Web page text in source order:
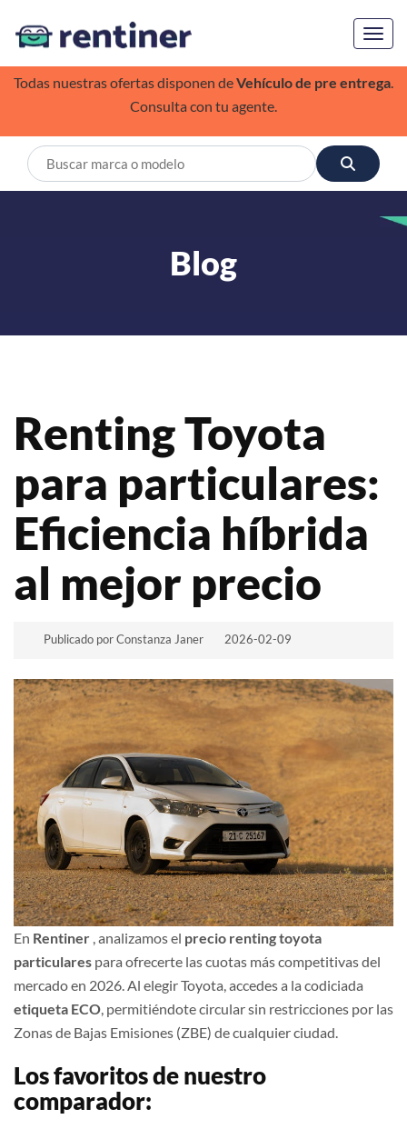
Todas nuestras ofertas disponen deVehículo de pre entrega.
Consulta con tu agente.
Blog
Renting Toyota
para particulares:
Eficiencia híbrida
al mejor precio
Publicado por Constanza Janer 2026-02-09
En Rentiner , analizamos el precio renting toyota
particulares para ofrecerte las cuotas más competitivas del
mercado en 2026. Al elegir Toyota, accedes a la codiciada
etiqueta ECO, permitiéndote circular sin restricciones por las
Zonas de Bajas Emisiones (ZBE) de cualquier ciudad.
Los favoritos de nuestro
comparador: